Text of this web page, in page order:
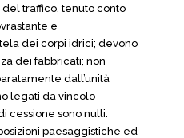
traffico, tenuto conto
e
dei corpi idrici; devono
dei fabbricati; non
dall’unità
legati da vincolo
cessione sono nulli.
paesaggistiche ed